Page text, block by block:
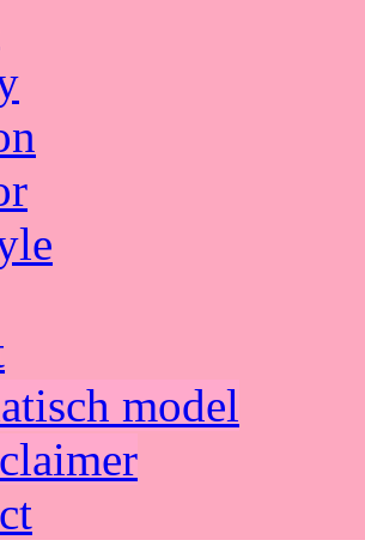
model